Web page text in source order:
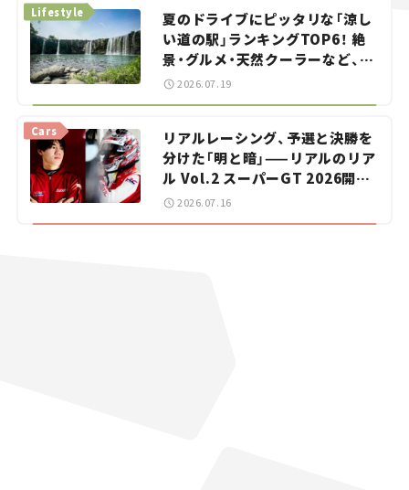
夏のドライブにピッタリな「涼し
い道の駅」ランキングTOP6！ 絶
景・グルメ・天然クーラーなど、避
暑におすすめのスポットを紹介
Lifestyle
2026.07.19
リアルレーシング、予選と決勝を
分けた「明と暗」——リアルのリア
ル Vol.2 スーパーGT 2026開幕
戦 岡山国際サーキット
Cars
2026.07.16